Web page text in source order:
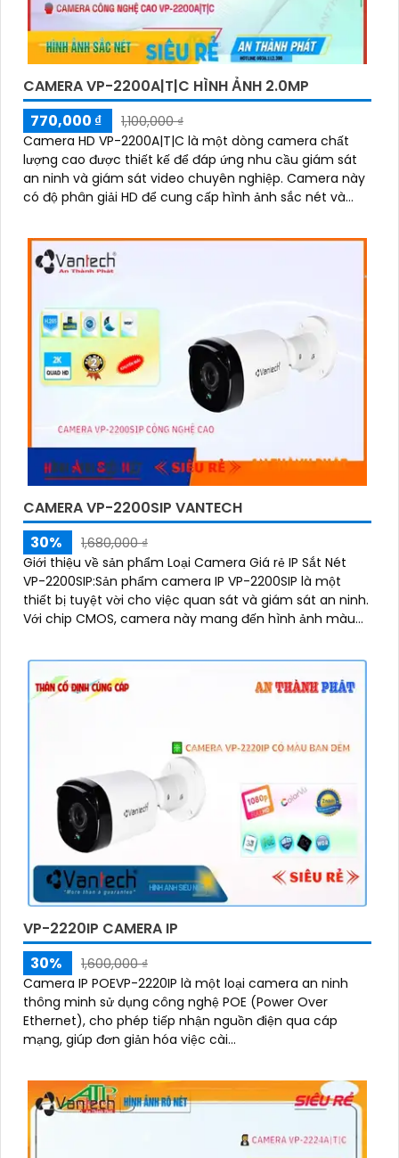
CAMERA VP-2200A|T|C HÌNH ẢNH 2.0MP
770,000 ₫
1,100,000 ₫
Camera HD VP-2200A|T|C là một dòng camera chất
lượng cao được thiết kế để đáp ứng nhu cầu giám sát
an ninh và giám sát video chuyên nghiệp. Camera này
có độ phân giải HD để cung cấp hình ảnh sắc nét và
CAMERA VP-2200SIP VANTECH
30%
1,680,000 ₫
Giới thiệu về sản phẩm Loại Camera Giá rẻ IP Sắt Nét
VP-2200SIP:Sản phẩm camera IP VP-2200SIP là một
thiết bị tuyệt vời cho việc quan sát và giám sát an ninh.
Với chip CMOS, camera này mang đến hình ảnh màu
VP-2220IP CAMERA IP
30%
1,600,000 ₫
Camera IP POEVP-2220IP là một loại camera an ninh
thông minh sử dụng công nghệ POE (Power Over
Ethernet), cho phép tiếp nhận nguồn điện qua cáp
mạng, giúp đơn giản hóa việc cài...